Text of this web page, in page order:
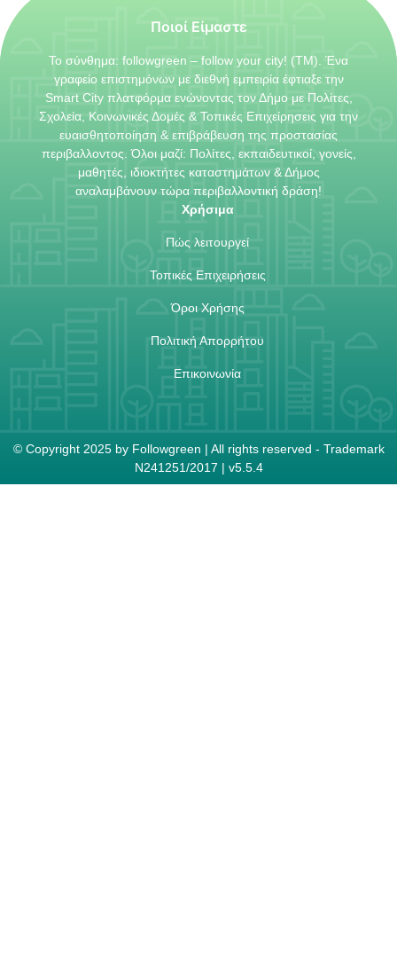
Ποιοί Είμαστε
Το σύνθημα: followgreen – follow your city! (TM). Ένα
γραφείο επιστημόνων με διεθνή εμπειρία έφτιαξε την
Smart City πλατφόρμα ενώνοντας τον Δήμο με Πολίτες,
Σχολεία, Κοινωνικές Δομές & Τοπικές Επιχείρησεις για την
ευαισθητοποίηση & επιβράβευση της προστασίας
περιβαλλοντος. Όλοι μαζί: Πολίτες, εκπαιδευτικοί, γονείς,
μαθητές, ιδιοκτήτες καταστημάτων & Δήμος
αναλαμβάνουν τώρα περιβαλλοντική δράση!
Χρήσιμα
Πώς λειτουργεί
Τοπικές Επιχειρήσεις
Όροι Χρήσης
Πολιτική Απορρήτου
Επικοινωνία
© Copyright 2025 by Followgreen | All rights reserved - Trademark
Ν241251/2017 | v5.5.4